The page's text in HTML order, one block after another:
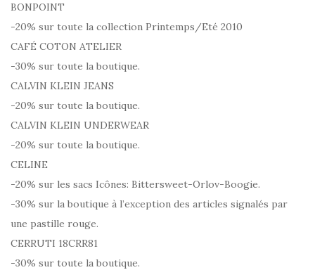
BONPOINT
-20% sur toute la collection Printemps/Eté 2010
CAFÉ COTON ATELIER
-30% sur toute la boutique.
CALVIN KLEIN JEANS
-20% sur toute la boutique.
CALVIN KLEIN UNDERWEAR
-20% sur toute la boutique.
CELINE
-20% sur les sacs Icônes: Bittersweet-Orlov-Boogie.
-30% sur la boutique à l’exception des articles signalés par
une pastille rouge.
CERRUTI 18CRR81
-30% sur toute la boutique.